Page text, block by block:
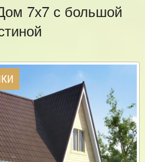
7х7 с большой